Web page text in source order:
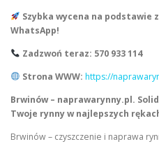
Szybka wycena na podstawie
WhatsApp!
Zadzwoń teraz: 570 933 114
Strona WWW: https://
Brwinów – naprawarynny.pl.
Twoje rynny w najlepszych
Brwinów – czyszczenie i naprawa